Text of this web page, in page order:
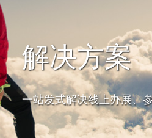
解决方案
一站发式解决线上办展、